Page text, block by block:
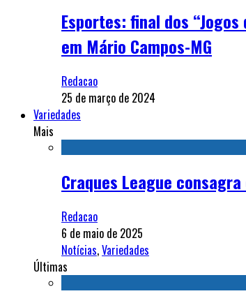
Esportes: final dos
em Mário Campos-MG
Redacao
25 de março de 2024
Variedades
Mais
Craques League
Redacao
6 de maio de 2025
Notícias,Variedades
Últimas